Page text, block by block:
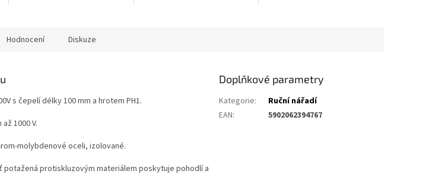
Hodnocení Diskuze
s čepelí délky 100 mm a hrotem PH1.
1000 V.
molybdenové oceli, izolované.
protiskluzovým materiálem poskytuje pohodlí a
Doplňkové parametry
Kategorie:
Ruční nářadí
EAN: 5902062394767